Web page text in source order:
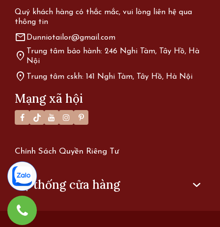
Quý khách hàng có thắc mắc, vui lòng liên hệ qua
thông tin
mail Dunniotailor@gmail.com
location_on
Trung tâm bảo hành: 246 Nghi Tàm, Tây Hồ, Hà
Nội
location_on Trung tâm cskh: 141 Nghi Tàm, Tây Hồ, Hà Nội
Mạng xã hội
Chính Sách Quyền Riêng Tư
Hệ thống cửa hàng